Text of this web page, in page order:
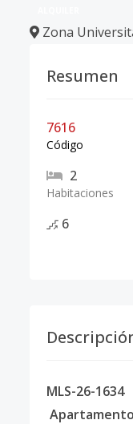
Zona
Resumen
7616
Código
2
Habitaciones
6
MLS-26-1634